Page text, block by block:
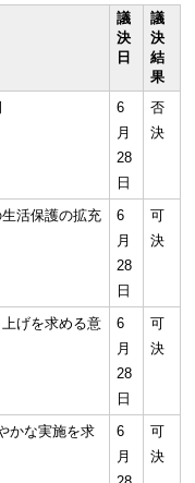
議
決
日
議
決
結
果
6
月
28
日
否
決
活保護の拡充
6
月
28
日
可
決
げを求める意
6
月
28
日
可
決
かな実施を求
6
月
可
決